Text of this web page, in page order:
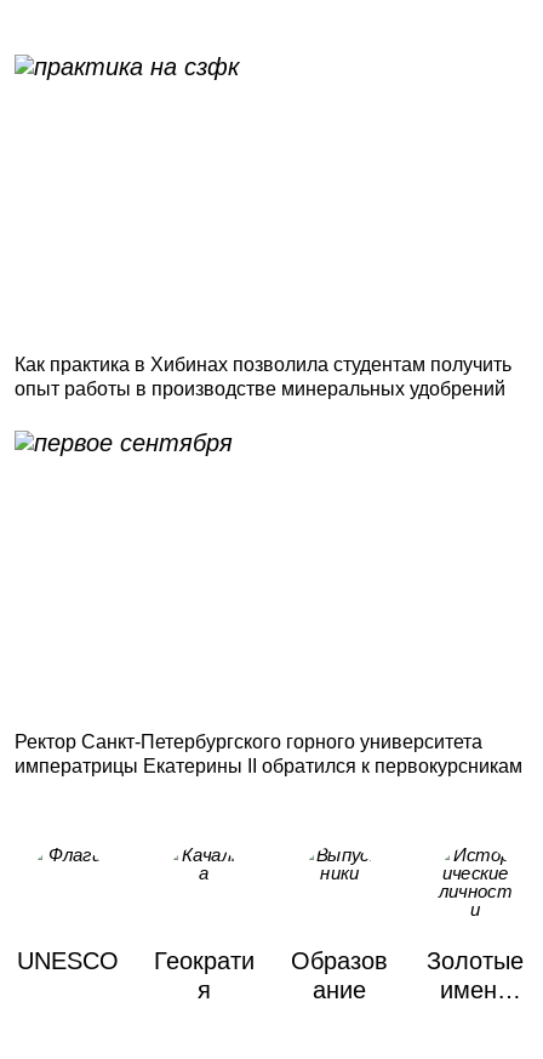
Как практика в Хибинах позволила студентам получить
опыт работы в производстве минеральных удобрений
Ректор Санкт-Петербургского горного университета
императрицы Екатерины II обратился к первокурсникам
UNESCO
Геократи
я
Образов
ание
Золотые
имена